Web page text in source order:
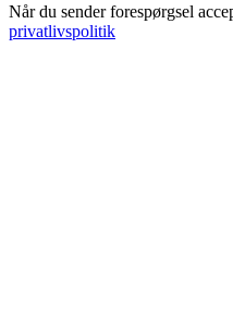
Når du sender forespørgsel
privatlivspolitik